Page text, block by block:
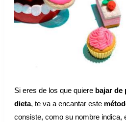
Si eres de los que quierebajar de
dieta, te va a encantar este
consiste, como su nombre indica,